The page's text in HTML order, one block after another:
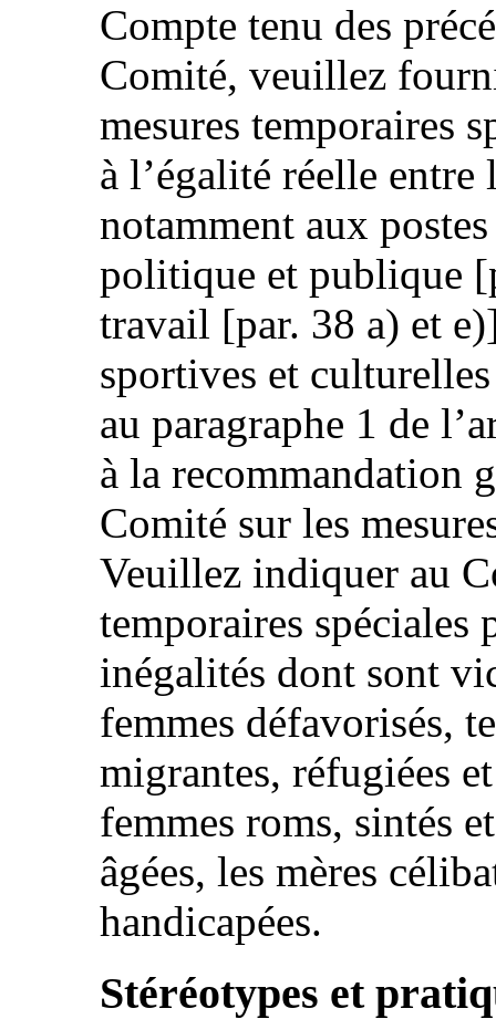
Compte tenu des
Comité, veuillez
mesures temporaires
à l’égalité réelle entre
notamment aux
politique et publique
travail [par. 38 a) et
sportives et
au paragraphe 1 de
à la recommandation
Comité sur les
Veuillez indiquer au
temporaires spéciales
inégalités dont sont
femmes défavorisés,
migrantes, réfugiées
femmes roms, sintés
âgées, les mères
handicapées.
Stéréotypes et